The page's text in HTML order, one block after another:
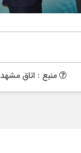
منبع : اتاق مشهد